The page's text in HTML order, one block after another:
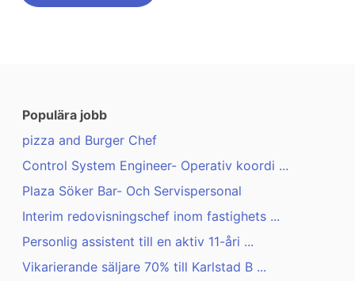
Populära jobb
pizza and Burger Chef
Control System Engineer- Operativ koordi ...
Plaza Söker Bar- Och Servispersonal
Interim redovisningschef inom fastighets ...
Personlig assistent till en aktiv 11-åri ...
Vikarierande säljare 70% till Karlstad B ...